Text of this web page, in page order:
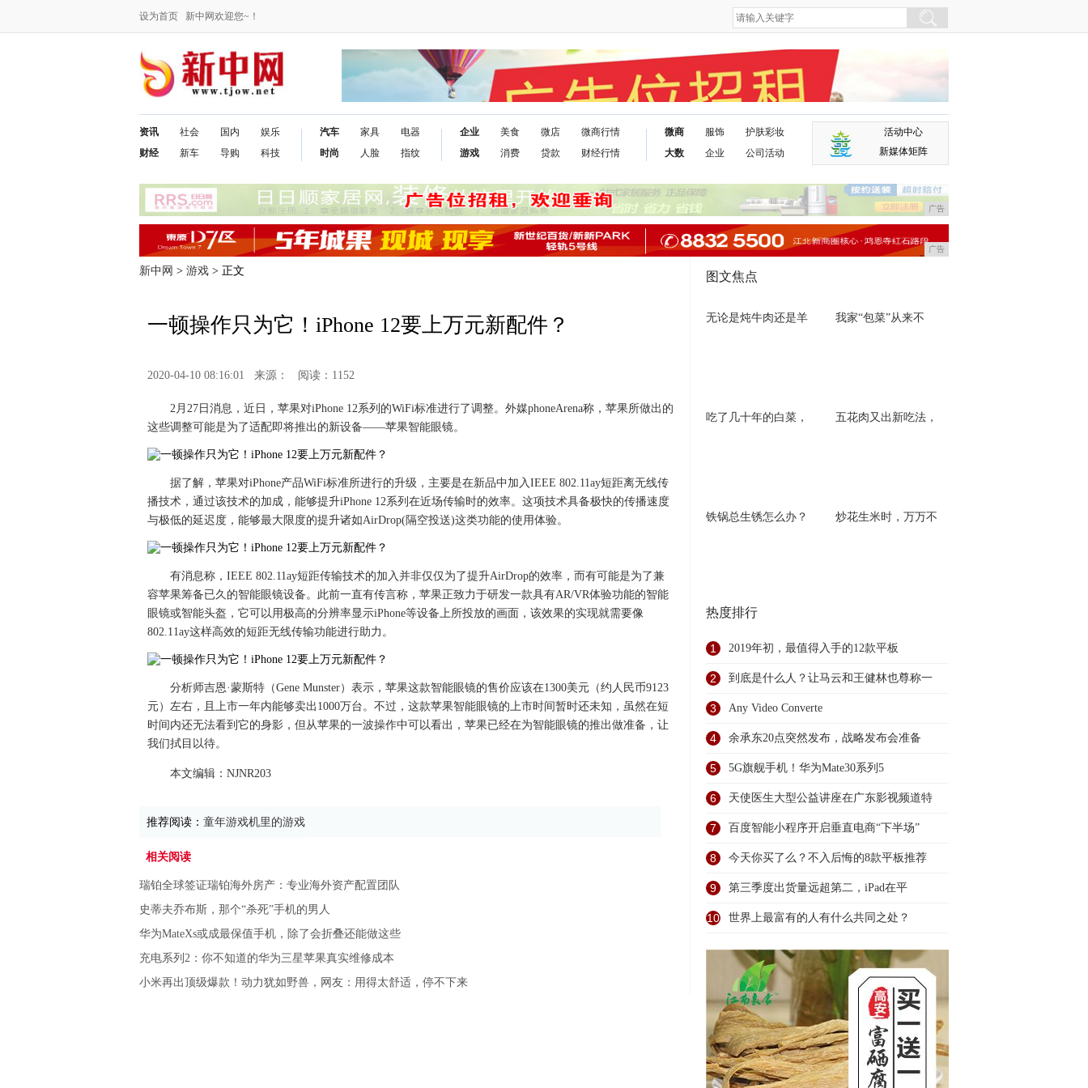
设为首页 新中网欢迎您~！
资讯
财经
社会
新车
国内
导购
娱乐
科技
汽车
时尚
家具
人脸
电器
指纹
企业
游戏
美食
消费
微店
贷款
微商行情
财经行情
微商
大数
服饰
企业
护肤彩妆
公司活动
活动中心
新媒体矩阵
广告
广告
新中网 > 游戏 > 正文
一顿操作只为它！iPhone 12要上万元新配件？
2020-04-10 08:16:01 来源： 阅读：1152
2月27日消息，近日，苹果对iPhone 12系列的WiFi标准进行了调整。外媒phoneArena称，苹果所做出的
这些调整可能是为了适配即将推出的新设备——苹果智能眼镜。
据了解，苹果对iPhone产品WiFi标准所进行的升级，主要是在新品中加入IEEE 802.11ay短距离无线传
播技术，通过该技术的加成，能够提升iPhone 12系列在近场传输时的效率。这项技术具备极快的传播速度
与极低的延迟度，能够最大限度的提升诸如AirDrop(隔空投送)这类功能的使用体验。
有消息称，IEEE 802.11ay短距传输技术的加入并非仅仅为了提升AirDrop的效率，而有可能是为了兼
容苹果筹备已久的智能眼镜设备。此前一直有传言称，苹果正致力于研发一款具有AR/VR体验功能的智能
眼镜或智能头盔，它可以用极高的分辨率显示iPhone等设备上所投放的画面，该效果的实现就需要像
802.11ay这样高效的短距无线传输功能进行助力。
分析师吉恩·蒙斯特（Gene Munster）表示，苹果这款智能眼镜的售价应该在1300美元（约人民币9123
元）左右，且上市一年内能够卖出1000万台。不过，这款苹果智能眼镜的上市时间暂时还未知，虽然在短
时间内还无法看到它的身影，但从苹果的一波操作中可以看出，苹果已经在为智能眼镜的推出做准备，让
我们拭目以待。
本文编辑：NJNR203
推荐阅读： 童年游戏机里的游戏
相关阅读
瑞铂全球签证瑞铂海外房产：专业海外资产配置团队
史蒂夫乔布斯，那个“杀死”手机的男人
华为MateXs或成最保值手机，除了会折叠还能做这些
充电系列2：你不知道的华为三星苹果真实维修成本
小米再出顶级爆款！动力犹如野兽，网友：用得太舒适，停不下来
图文焦点
无论是炖牛肉还是羊 我家“包菜”从来不
吃了几十年的白菜， 五花肉又出新吃法，
铁锅总生锈怎么办？ 炒花生米时，万万不
热度排行
1 2019年初，最值得入手的12款平板
2 到底是什么人？让马云和王健林也尊称一
3 Any Video Converte
4 余承东20点突然发布，战略发布会准备
5 5G旗舰手机！华为Mate30系列5
6 天使医生大型公益讲座在广东影视频道特
7 百度智能小程序开启垂直电商“下半场”
8 今天你买了么？不入后悔的8款平板推荐
9 第三季度出货量远超第二，iPad在平
10 世界上最富有的人有什么共同之处？